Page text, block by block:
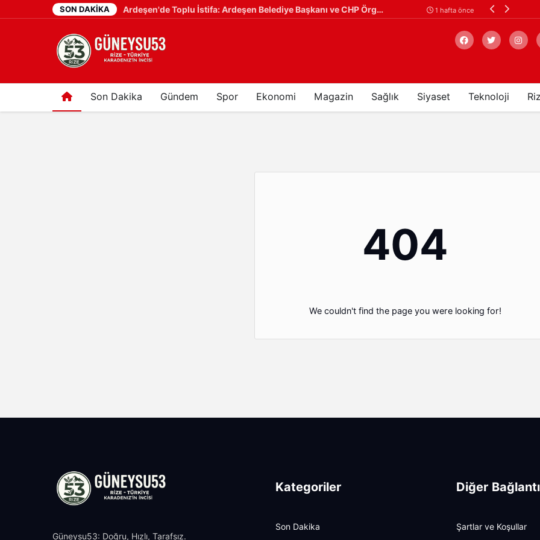
SON DAKIKA
5 gün önce Ardeşen'de Toplu İstifa: Ardeşen Belediye Başkanı ve CHP Örgütü İstifa Ederek Yeni Parti'ye Katıldı 1 hafta önce Çaykur
Son Dakika Gündem Spor Ekonomi Magazin Sağlık Siyaset Teknoloji
404
We couldn't find the page you were looking for!
Güneysu53: Doğru, Hızlı, Tarafsız.
Kategoriler
Son Dakika
Diğer
Şartlar ve Koşullar